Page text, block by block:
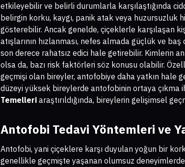
etkileyebilir ve belirli durumlarla karşılaştığında
belirgin korku, kaygı, panik atak veya
gösterebilir. Ancak genelde, çiçeklerle karşılaşan
atışlarının hızlanması, nefes almada güçlük ve
son derece rahatsız edici hale getirebilir. Kimlerin
olsa da, bazı risk faktörleri söz konusu olabilir.
geçmişi olan bireyler, antofobiye daha yatkın hale
düzeyi yüksek bireylerde antofobinin ortaya çıkma
Temelleri araştırıldığında, bireylerin gelişimsel
Antofobi Tedavi Yöntemleri ve
Antofobi, yani çiçeklere karşı duyulan yoğun bir
genellikle geçmişte yaşanan olumsuz